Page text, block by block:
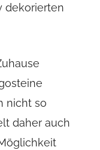
dekorierten
nicht so
daher auch